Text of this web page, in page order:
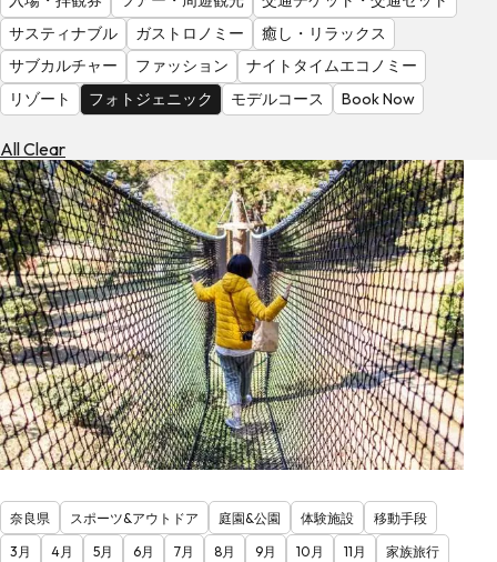
見
る
サスティナブル
ガストロノミー
癒し・リラックス
サブカルチャー
ファッション
ナイトタイムエコノミー
リゾート
フォトジェニック モデルコース Book Now
All Clear
奈良県 スポーツ&アウトドア 庭園&公園 体験施設
移動手段
3月
4月 5月 6月 7月 8月 9月 10月 11月
家族旅行